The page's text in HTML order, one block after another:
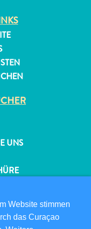
UNS
Website stimmen
das Curaçao